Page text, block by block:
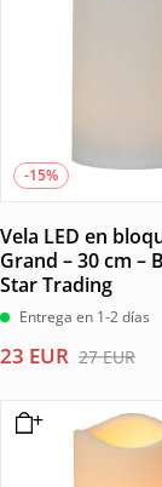
-15%
Vela LED en
Grand – 30 cm –
Star Trading
Entrega en 1-2 días
27EUR
El
original
era:
23 EUR
El
actual
es: